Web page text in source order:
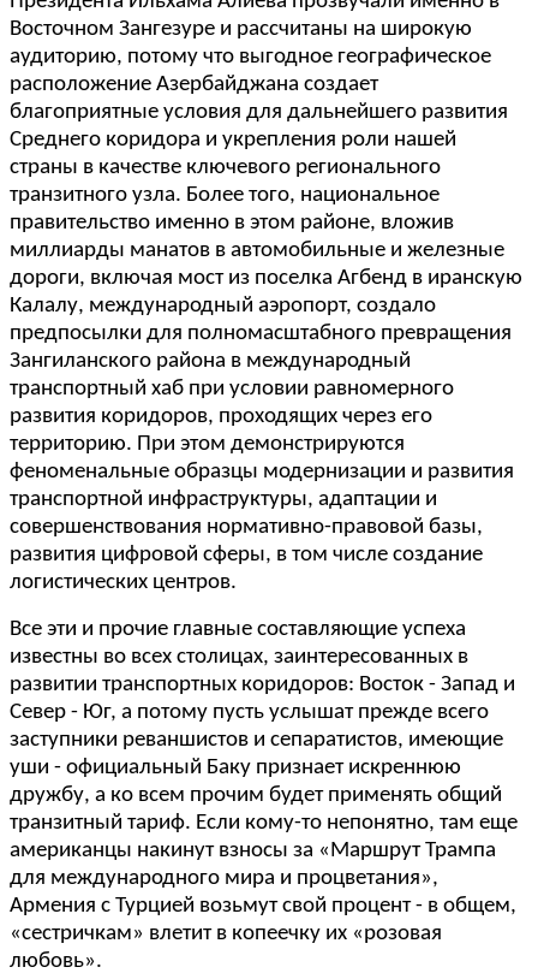
Восточном Зангезуре и рассчитаны на широкую
аудиторию, потому что выгодное географическое
расположение Азербайджана создает
благоприятные условия для дальнейшего развития
Среднего коридора и укрепления роли нашей
страны в качестве ключевого регионального
транзитного узла. Более того, национальное
правительство именно в этом районе, вложив
миллиарды манатов в автомобильные и железные
дороги, включая мост из поселка Агбенд в иранскую
Калалу, международный аэропорт, создало
предпосылки для полномасштабного превращения
Зангиланского района в международный
транспортный хаб при условии равномерного
развития коридоров, проходящих через его
территорию. При этом демонстрируются
феноменальные образцы модернизации и развития
транспортной инфраструктуры, адаптации и
совершенствования нормативно-правовой базы,
развития цифровой сферы, в том числе создание
логистических центров.
Все эти и прочие главные составляющие успеха
известны во всех столицах, заинтересованных в
развитии транспортных коридоров: Восток - Запад и
Север - Юг, а потому пусть услышат прежде всего
заступники реваншистов и сепаратистов, имеющие
уши - официальный Баку признает искреннюю
дружбу, а ко всем прочим будет применять общий
транзитный тариф. Если кому-то непонятно, там еще
американцы накинут взносы за «Маршрут Трампа
для международного мира и процветания»,
Армения с Турцией возьмут свой процент - в общем,
«сестричкам» влетит в копеечку их «розовая
любовь».